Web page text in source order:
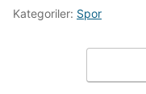
Kategoriler: Spor